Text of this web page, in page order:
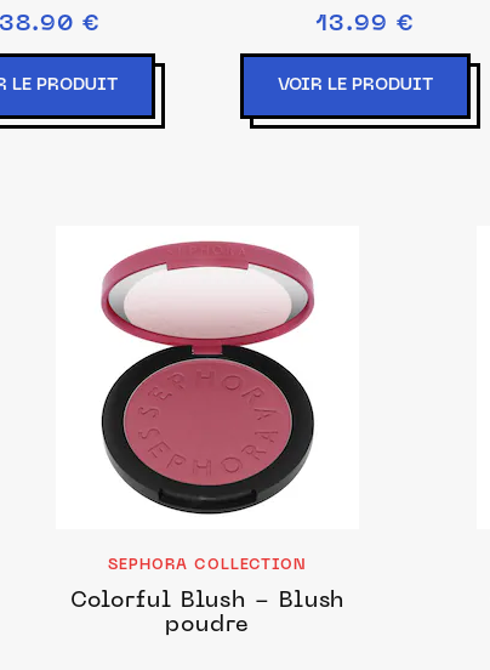
38.90 €
LE PRODUIT
13.99 €
VOIR LE PRODUIT
SEPHORA COLLECTION
Colorful Blush - Blush
poudre